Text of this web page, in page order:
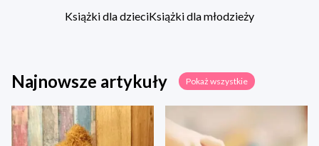
Książki dla dzieciKsiążki dla młodzieży
Najnowsze artykuły Pokaż wszystkie